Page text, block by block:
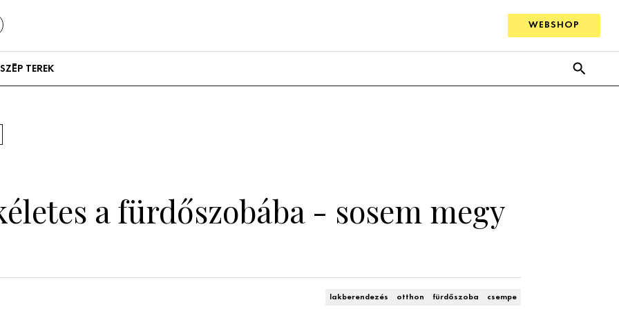
WEBSHOP
SZÉP TEREK
a fürdőszobába - sosem megy
lakberendezés otthon fürdőszoba csempe